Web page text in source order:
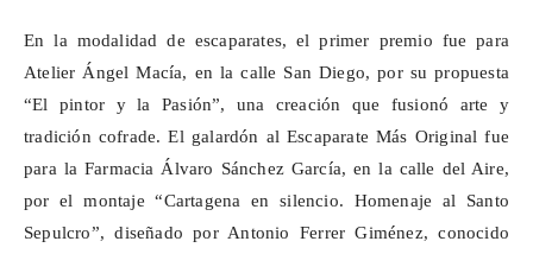
En la modalidad de escaparates, el primer premio fue para
Atelier Ángel Macía, en la calle San Diego, por su propuesta
“El pintor y la Pasión”, una creación que fusionó arte y
tradición cofrade. El galardón al Escaparate Más Original fue
para la Farmacia Álvaro Sánchez García, en la calle del Aire,
por el montaje “Cartagena en silencio. Homenaje al Santo
Sepulcro”, diseñado por Antonio Ferrer Giménez, conocido